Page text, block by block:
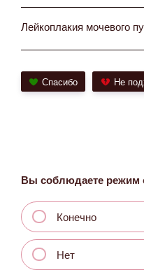
Лейкоплакия мочевого
Спасибо Не
Вы соблюдаете режим
Конечно
Нет